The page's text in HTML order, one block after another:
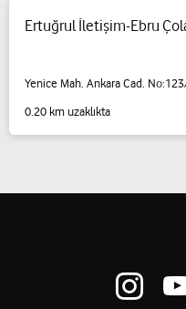
Ertuğrul İletişim-Ebru
Yenice Mah. Ankara Cad.
0.20 km uzaklıkta